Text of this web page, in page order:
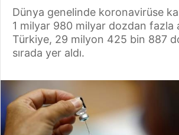
Dünya genelinde koronavirüse
1 milyar 980 milyar dozdan fazla
Türkiye, 29 milyon 425 bin 887
sırada yer aldı.